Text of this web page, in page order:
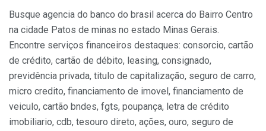
Busque agencia do banco do brasil acerca do Bairro Centro
na cidade Patos de minas no estado Minas Gerais.
Encontre serviços financeiros destaques: consorcio, cartão
de crédito, cartão de débito, leasing, consignado,
previdência privada, titulo de capitalização, seguro de carro,
micro credito, financiamento de imovel, financiamento de
veiculo, cartão bndes, fgts, poupança, letra de crédito
imobiliario, cdb, tesouro direto, ações, ouro, seguro de